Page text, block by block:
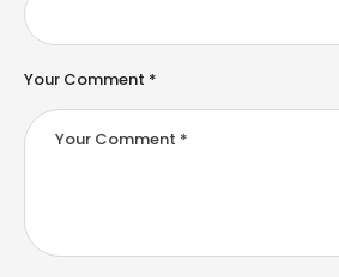
Your Comment *